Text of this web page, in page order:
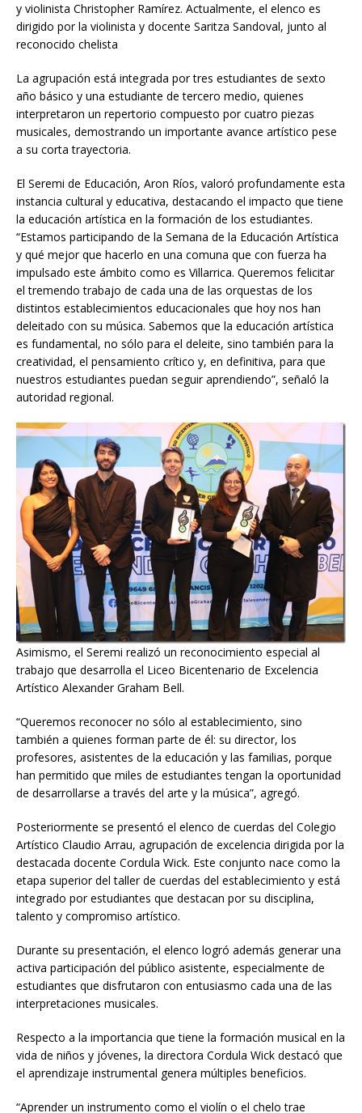
y violinista Christopher Ramírez. Actualmente, el elenco es
dirigido por la violinista y docente Saritza Sandoval, junto al
reconocido chelista
La agrupación está integrada por tres estudiantes de sexto
año básico y una estudiante de tercero medio, quienes
interpretaron un repertorio compuesto por cuatro piezas
musicales, demostrando un importante avance artístico pese
a su corta trayectoria.
El Seremi de Educación, Aron Ríos, valoró profundamente esta
instancia cultural y educativa, destacando el impacto que tiene
la educación artística en la formación de los estudiantes.
“Estamos participando de la Semana de la Educación Artística
y qué mejor que hacerlo en una comuna que con fuerza ha
impulsado este ámbito como es Villarrica. Queremos felicitar
el tremendo trabajo de cada una de las orquestas de los
distintos establecimientos educacionales que hoy nos han
deleitado con su música. Sabemos que la educación artística
es fundamental, no sólo para el deleite, sino también para la
creatividad, el pensamiento crítico y, en definitiva, para que
nuestros estudiantes puedan seguir aprendiendo”, señaló la
autoridad regional.
Asimismo, el Seremi realizó un reconocimiento especial al
trabajo que desarrolla el Liceo Bicentenario de Excelencia
Artístico Alexander Graham Bell.
“Queremos reconocer no sólo al establecimiento, sino
también a quienes forman parte de él: su director, los
profesores, asistentes de la educación y las familias, porque
han permitido que miles de estudiantes tengan la oportunidad
de desarrollarse a través del arte y la música”, agregó.
Posteriormente se presentó el elenco de cuerdas del Colegio
Artístico Claudio Arrau, agrupación de excelencia dirigida por la
destacada docente Cordula Wick. Este conjunto nace como la
etapa superior del taller de cuerdas del establecimiento y está
integrado por estudiantes que destacan por su disciplina,
talento y compromiso artístico.
Durante su presentación, el elenco logró además generar una
activa participación del público asistente, especialmente de
estudiantes que disfrutaron con entusiasmo cada una de las
interpretaciones musicales.
Respecto a la importancia que tiene la formación musical en la
vida de niños y jóvenes, la directora Cordula Wick destacó que
el aprendizaje instrumental genera múltiples beneficios.
“Aprender un instrumento como el violín o el chelo trae